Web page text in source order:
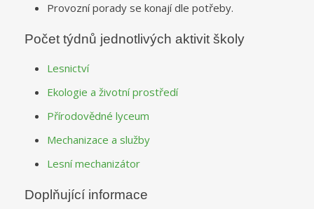
Provozní porady se konají dle potřeby.
Počet týdnů jednotlivých aktivit školy
Lesnictví
Ekologie a životní prostředí
Přírodovědné lyceum
Mechanizace a služby
Lesní mechanizátor
Doplňující informace